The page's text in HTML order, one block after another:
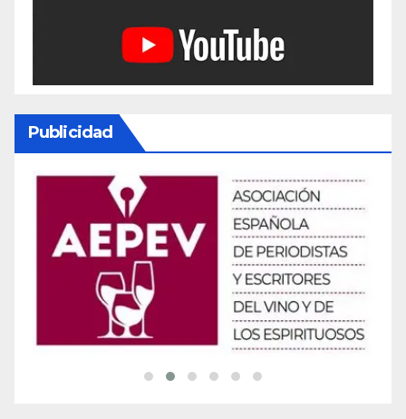
Publicidad